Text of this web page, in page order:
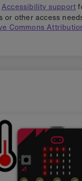
Accessibility support
or other access
Commons